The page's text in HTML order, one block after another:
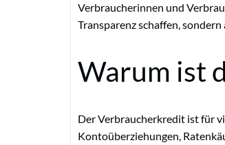
Verbraucherinnen und
Transparenz schaffen, sondern
Warum ist
Der Verbraucherkredit ist für
Kontoüberziehungen,